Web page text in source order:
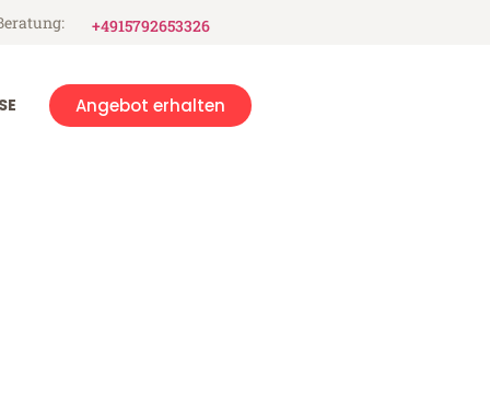
+4915792653326
Angebot erhalten